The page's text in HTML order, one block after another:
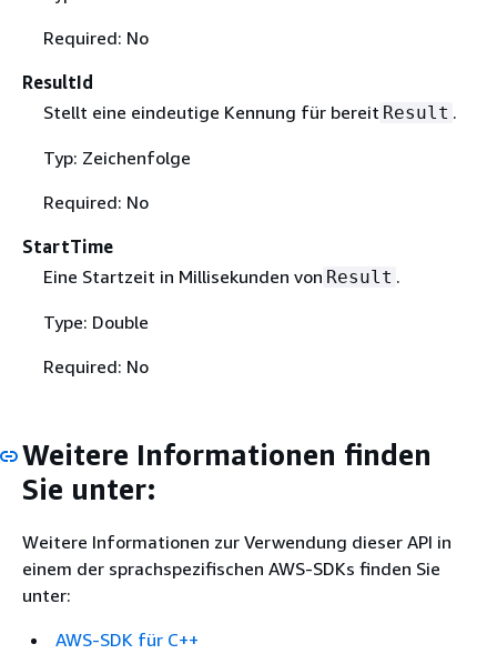
Required: No
ResultId
Stellt eine eindeutige Kennung für bereit Result .
Typ: Zeichenfolge
Required: No
StartTime
Eine Startzeit in Millisekunden von Result .
Type: Double
Required: No
Weitere Informationen finden
Sie unter:
Weitere Informationen zur Verwendung dieser API in
einem der sprachspezifischen AWS-SDKs finden Sie
unter:
AWS-SDK für C++